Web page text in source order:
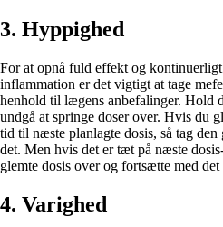
3. Hyppighed
For at opnå fuld effekt og
inflammation er det vigtigt at tage
henhold til lægens anbefalinger. Hold
undgå at springe doser over. Hvis du
tid til næste planlagte dosis, så tag den
det. Men hvis det er tæt på næste
glemte dosis over og fortsætte med det
4. Varighed